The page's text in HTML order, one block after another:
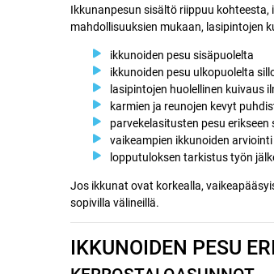
Ikkunanpesun sisältö riippuu
mahdollisuuksien mukaan, lasipintojen
ikkunoiden pesu sisäpuolelta
ikkunoiden pesu ulkopuolelta
lasipintojen huolellinen kuivaus
karmien ja reunojen kevyt
parvekelasitusten pesu erikseen
vaikeampien ikkunoiden
lopputuloksen tarkistus työn
Jos ikkunat ovat korkealla,
sopivilla välineillä.
IKKUNOIDEN PESU